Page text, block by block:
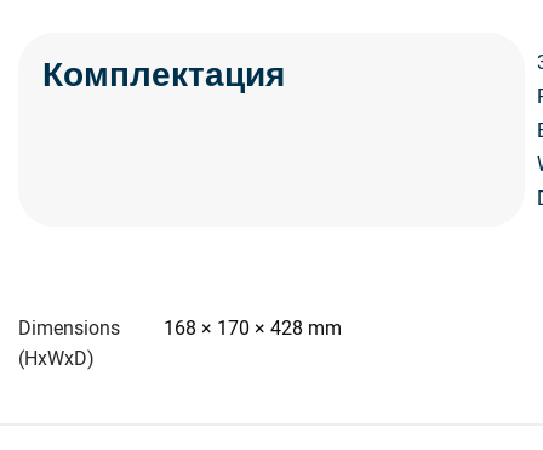
Комплектация
Dimensions
(HxWxD)
168 × 170 × 428 mm